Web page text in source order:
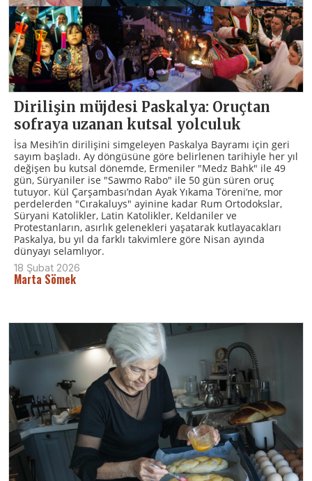
Dirilişin müjdesi Paskalya: Oruçtan
sofraya uzanan kutsal yolculuk
İsa Mesih’in dirilişini simgeleyen Paskalya Bayramı için geri
sayım başladı. Ay döngüsüne göre belirlenen tarihiyle her yıl
değişen bu kutsal dönemde, Ermeniler "Medz Bahk" ile 49
gün, Süryaniler ise "Sawmo Rabo" ile 50 gün süren oruç
tutuyor. Kül Çarşambası’ndan Ayak Yıkama Töreni’ne, mor
perdelerden "Cırakaluys" ayinine kadar Rum Ortodokslar,
Süryani Katolikler, Latin Katolikler, Keldaniler ve
Protestanların, asırlık gelenekleri yaşatarak kutlayacakları
Paskalya, bu yıl da farklı takvimlere göre Nisan ayında
dünyayı selamlıyor.
18 Şubat 2026
Marta Sömek